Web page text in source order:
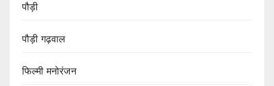
पौड़ी
पौड़ी गढ़वाल
फिल्मी मनोरंजन